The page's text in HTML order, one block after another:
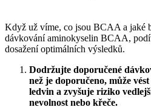
Když už víme, co jsou BCAA a jaké
dávkování aminokyselin BCAA,
dosažení optimálních výsledků.
Dodržujte doporučené
než je doporučeno, může
ledvin a zvyšuje riziko
nevolnost nebo křeče.